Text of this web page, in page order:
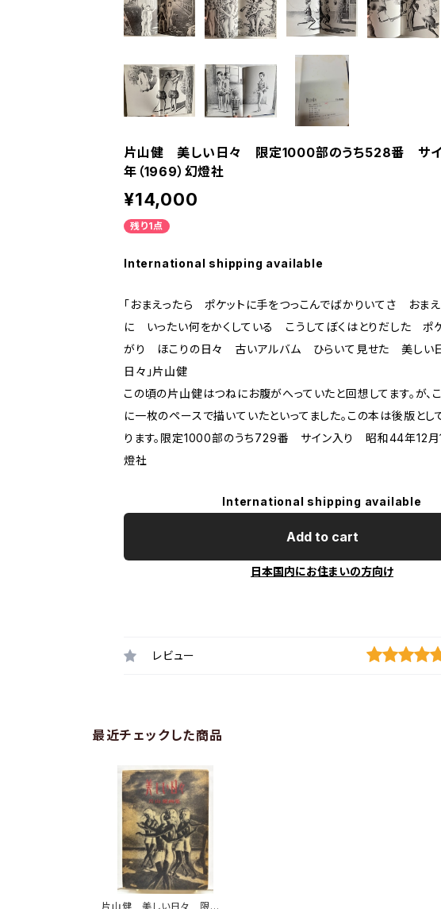
片山健 美しい日々 限定1000部のうち528番 サ
年（1969）幻燈社
¥14,000
残り1点
International shipping available
「おまえったら ポケットに手をつっこんでばかりいてさ おま
に いったい何をかくしている こうしてぼくはとりだした ポ
がり ほこりの日々 古いアルバム ひらいて見せた 美しい
日々」片山健
この頃の片山健はつねにお腹がへっていたと回想してます。が、
に一枚のペースで描いていたといってました。この本は後版と
ります。限定1000部のうち729番 サイン入り 昭和44年12
燈社
International shipping available
Add to cart
日本国内にお住まいの方向け
レビュー
最近チェックした商品
片山健 美しい日々 限定1